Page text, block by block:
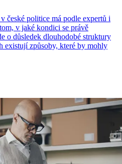
české politice má podle expertů i
v jaké kondici se právě
o důsledek dlouhodobé struktury
existují způsoby, které by mohly